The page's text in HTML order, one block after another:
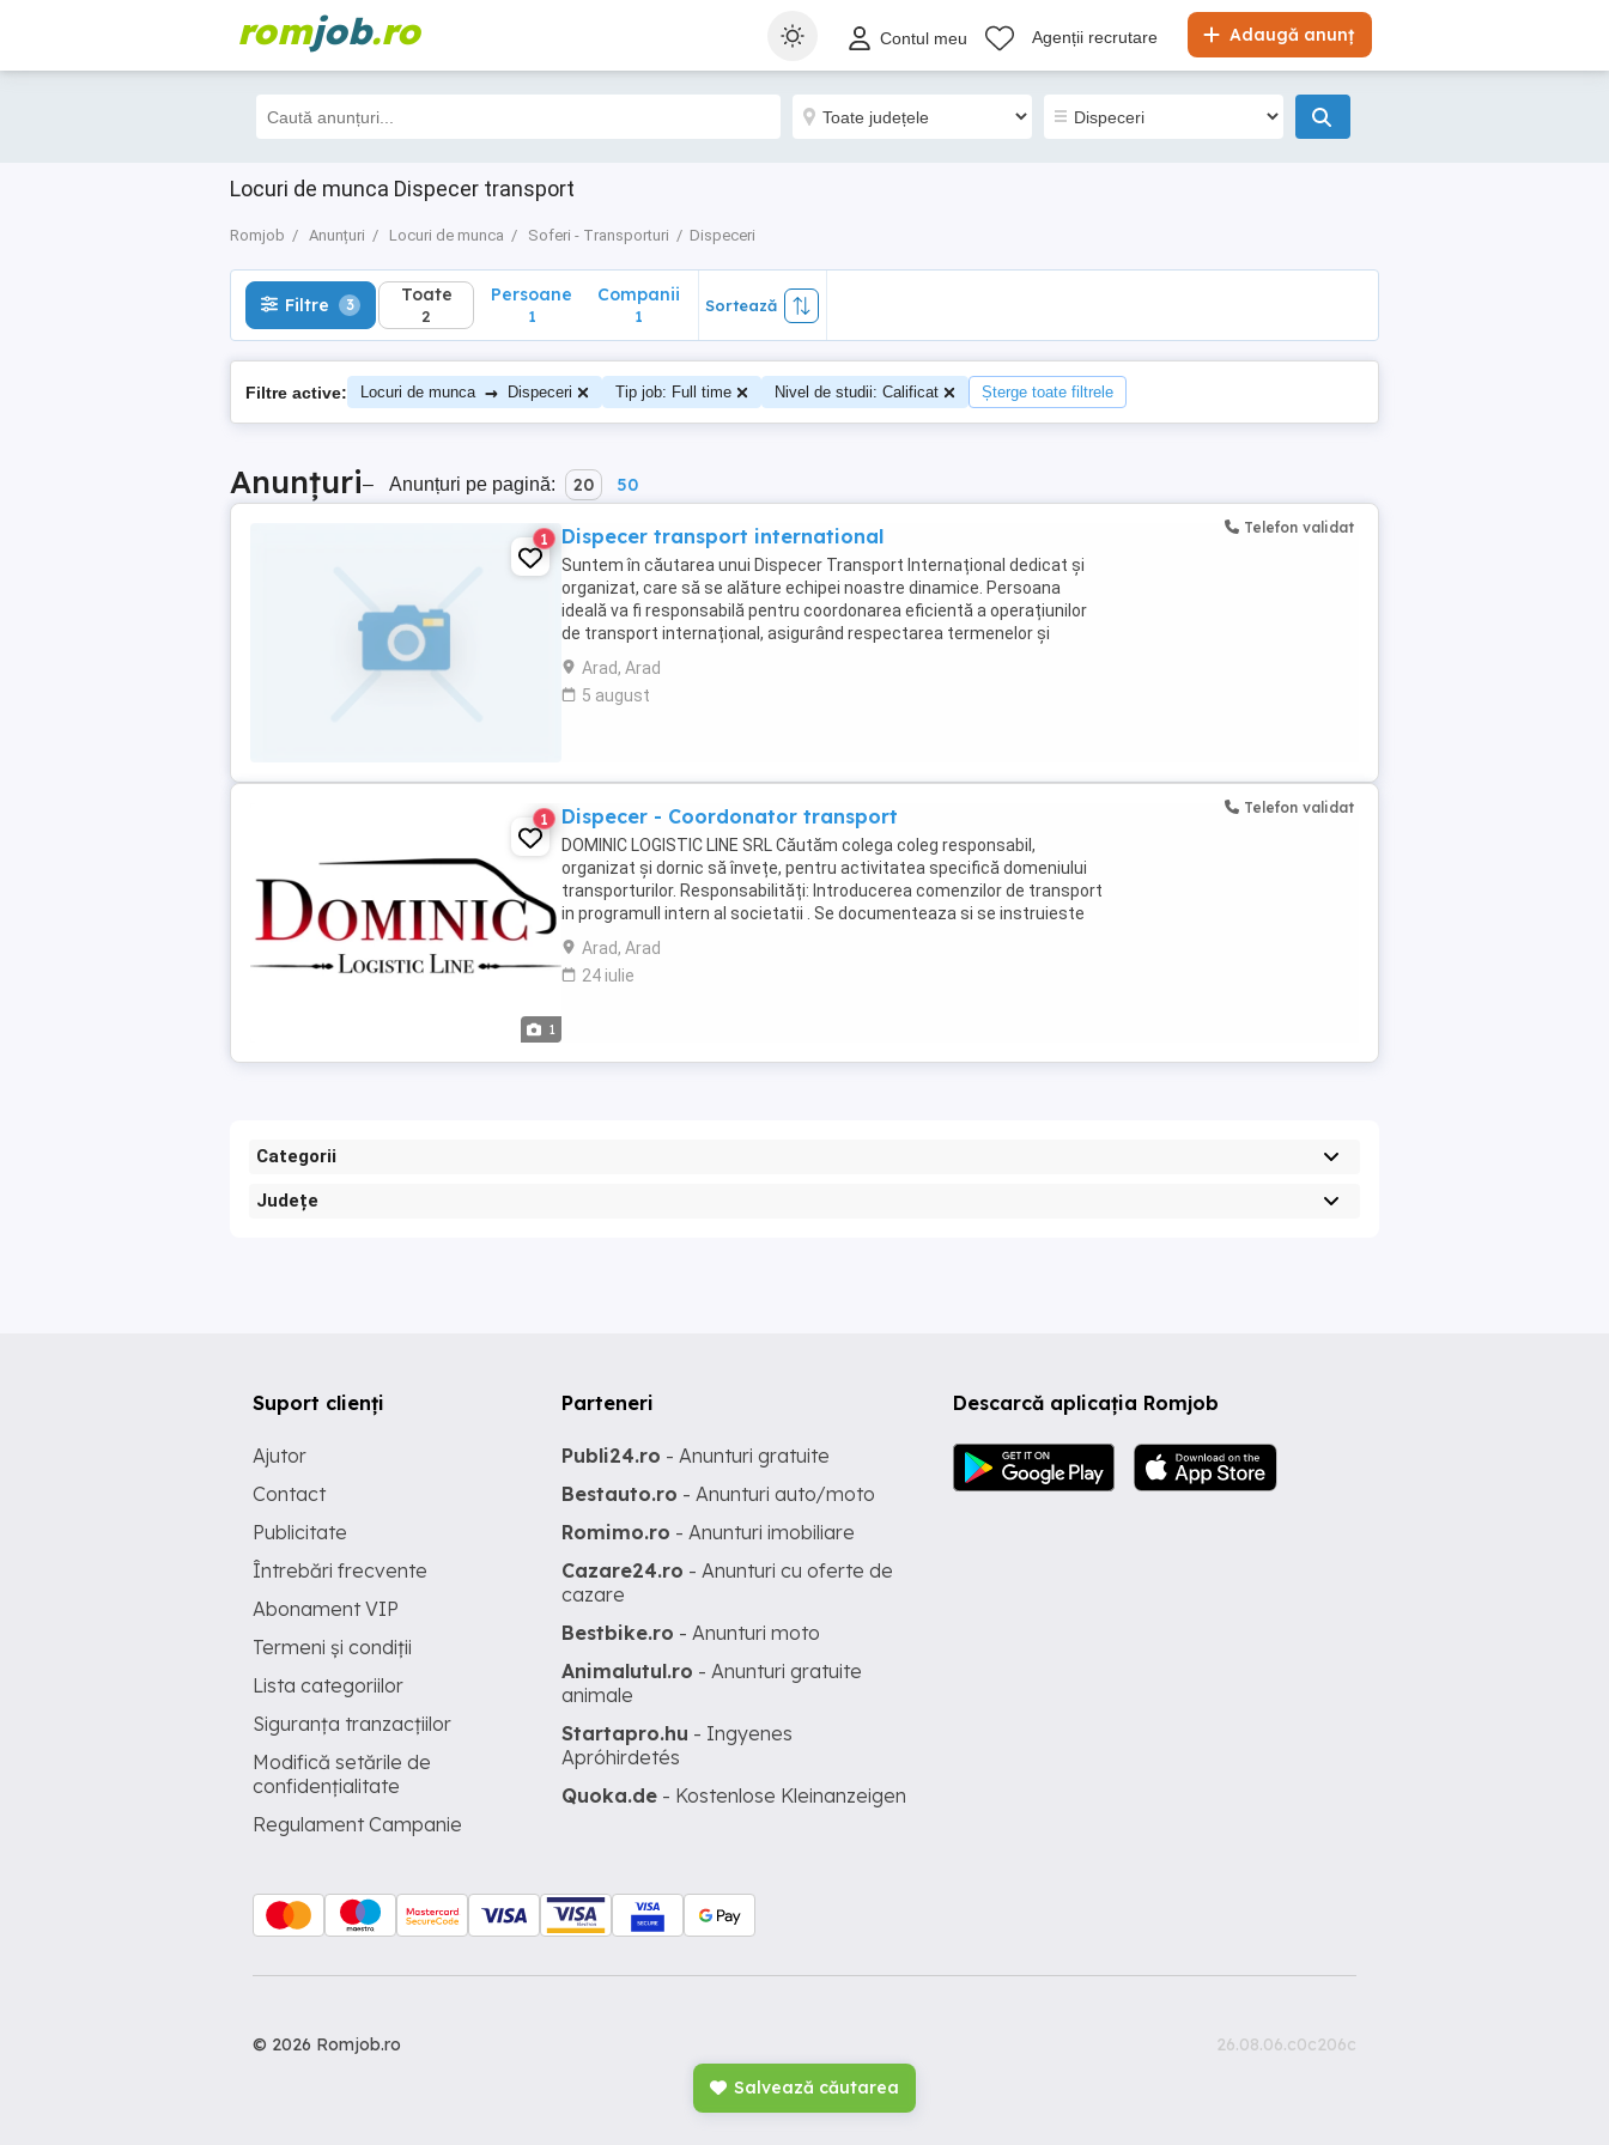
romjob.ro Adaugă anunț
Contul meu Agenții recrutare
Locuri de munca Dispecer transport
Romjob Anunțuri Locuri de munca Soferi - Transporturi Dispeceri
Filtre 3 Toate
2
Filtre 3 Toate
2
Persoane
1
Companii
1
Sortează
Filtre active: Locuri de munca → Dispeceri Tip job: Full time Nivel de studii: Calificat Șterge toate filtrele
Anunțuri– Anunțuri pe pagină: 20 50
1 Dispecer transport international
Suntem în căutarea unui Dispecer Transport Internațional dedicat și
organizat, care să se alăture echipei noastre dinamice. Persoana
ideală va fi responsabilă pentru coordonarea eficientă a operațiunilor
de transport internațional, asigurând respectarea termenelor și
comunicarea optimă între toate părțile ...
Arad, Arad
5 august
Telefon validat
1
1 Dispecer - Coordonator transport
DOMINIC LOGISTIC LINE SRL Căutăm colega coleg responsabil,
organizat și dornic să învețe, pentru activitatea specifică domeniului
transporturilor. Responsabilități: Introducerea comenzilor de transport
in programull intern al societatii . Se documenteaza si se instruieste
permanent cu privire ...
Arad, Arad
24 iulie
Telefon validat
Categorii
Județe
Salvează căutarea
Descarcă aplicația Romjob
Suport clienți
Ajutor
Contact
Publicitate
Întrebări frecvente
Abonament VIP
Termeni și condiții
Lista categoriilor
Siguranța tranzacțiilor
Modifică setările de
confidențialitate
Regulament Campanie
Parteneri
Publi24.ro - Anunturi gratuite
Bestauto.ro - Anunturi auto/moto
Romimo.ro - Anunturi imobiliare
Cazare24.ro - Anunturi cu oferte de
cazare
Bestbike.ro - Anunturi moto
Animalutul.ro - Anunturi gratuite
animale
Startapro.hu - Ingyenes
Apróhirdetés
Quoka.de - Kostenlose Kleinanzeigen
© 2026 Romjob.ro 26.08.06.c0c206c